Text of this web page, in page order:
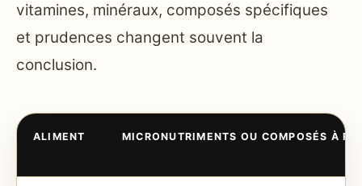
vitamines, minéraux, composés spécifiques
et prudences changent souvent la
conclusion.
ALIMENT MICRONUTRIMENTS OU COMPOSÉS À